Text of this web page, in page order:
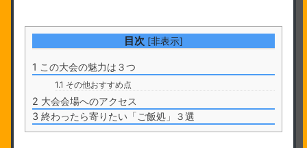
目次 [非表示]
1 この大会の魅力は３つ
1.1 その他おすすめ点
2 大会会場へのアクセス
3 終わったら寄りたい「ご飯処」３選